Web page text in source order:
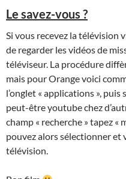
Le savez-vous ?
Si vous recevez la télévision
de regarder les vidéos de
téléviseur. La procédure
mais pour Orange voici
l’onglet « applications »,
peut-être youtube chez
champ « recherche » tapez «
pouvez alors sélectionner
télévision.